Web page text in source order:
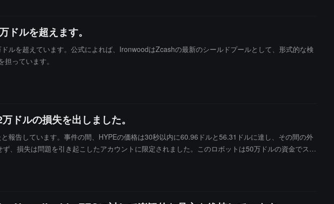
ルを超えます。
を超えています。公式によれば、IronwoodはZcashの最新のシールドプールとして、形式的な検
っています。
ドルの損失を出しました。
告しています。事件の間、HYPEの価格は30秒以内に60.96ドルと56.31ドルに達し、その間の外
、損失は問題を引き起こしたアカウントに限定されました。このロボットは50万ドルの資金でスタ
件の注文を拒否したと述べています。最終的にこのロボットは約48.2万ドルの損失を被り、すべ